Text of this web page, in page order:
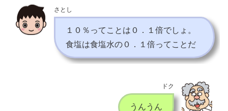
さとし
１０％ってことは０．１倍でしょ。
食塩は食塩水の０．１倍ってことだ
ドク
うんうん